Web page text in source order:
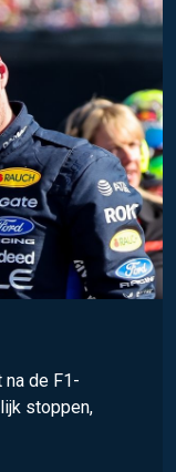
de F1-
stoppen,